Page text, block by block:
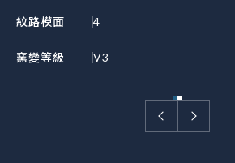
紋路模面 4
窯變等級 V3